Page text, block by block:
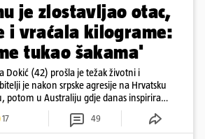
je zlostavljao otac,
i vraćala kilograme:
tukao šakama'
Dokić (42) prošla je težak životni i
je nakon srpske agresije na Hrvatsku
potom u Australiju gdje danas inspirira
17 49